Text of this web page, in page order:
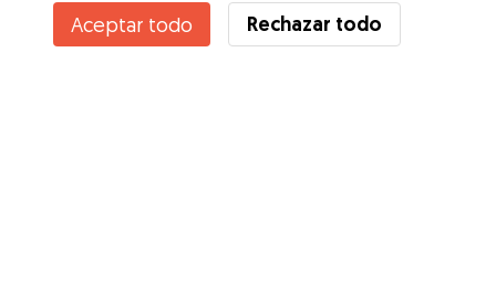
¿Conoces los Beneficios de Gudog? Ver más
Aceptar todo Rechazar todo